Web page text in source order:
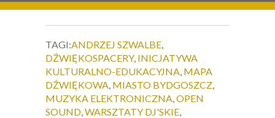
TAGI:ANDRZEJ SZWALBE,
DŹWIĘKOSPACERY, INICJATYWA
KULTURALNO-EDUKACYJNA, MAPA
DŹWIĘKOWA, MIASTO BYDGOSZCZ,
MUZYKA ELEKTRONICZNA,OPEN
SOUND,WARSZTATY DJ'SKIE,